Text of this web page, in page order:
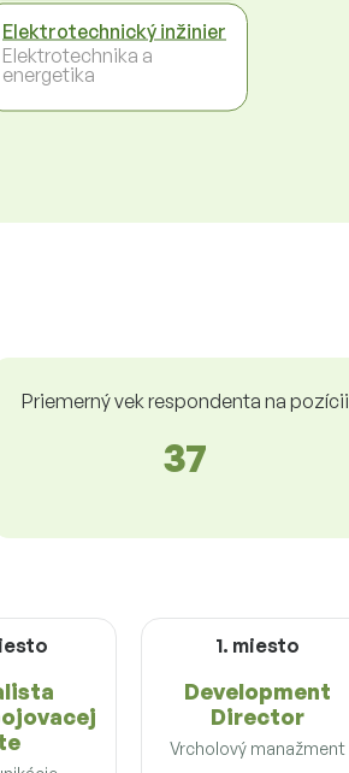
Elektrotechnický inžinier
Elektrotechnika a
energetika
Priemerný vek respondenta na pozícii
37
1. miesto
Development
Director
Vrcholový manažment